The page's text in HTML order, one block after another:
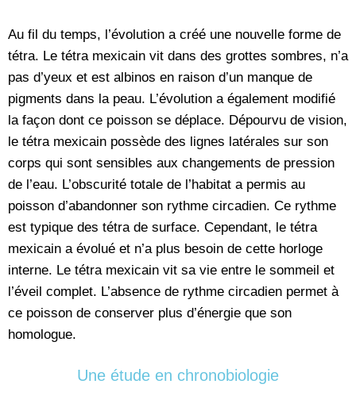
Au fil du temps, l’évolution a créé une nouvelle forme de
tétra. Le tétra mexicain vit dans des grottes sombres, n’a
pas d’yeux et est albinos en raison d’un manque de
pigments dans la peau. L’évolution a également modifié
la façon dont ce poisson se déplace. Dépourvu de vision,
le tétra mexicain possède des lignes latérales sur son
corps qui sont sensibles aux changements de pression
de l’eau. L’obscurité totale de l’habitat a permis au
poisson d’abandonner son rythme circadien. Ce rythme
est typique des tétra de surface. Cependant, le tétra
mexicain a évolué et n’a plus besoin de cette horloge
interne. Le tétra mexicain vit sa vie entre le sommeil et
l’éveil complet. L’absence de rythme circadien permet à
ce poisson de conserver plus d’énergie que son
homologue.
Une étude en chronobiologie